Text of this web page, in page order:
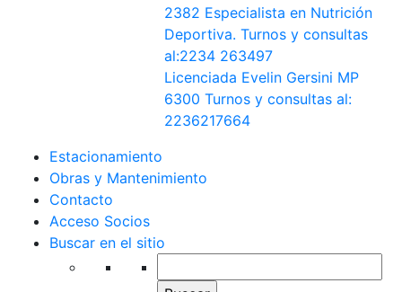
2382 Especialista en Nutrición
Deportiva. Turnos y consultas
al:2234 263497
Licenciada Evelin Gersini MP
6300 Turnos y consultas al:
2236217664
Estacionamiento
Obras y Mantenimiento
Contacto
Acceso Socios
Buscar en el sitio